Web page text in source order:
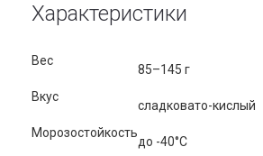
Характеристики
Вес
85–145 г
Вкус
сладковато-кислый
Морозостойкость
до -40°С